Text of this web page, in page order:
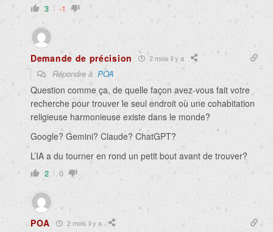
3 -1
Demande de précision 2 mois il y a
Répondre à POA
Question comme ça, de quelle façon avez-vous fait votre
recherche pour trouver le seul endroit où une cohabitation
religieuse harmonieuse existe dans le monde?
Google? Gemini? Claude? ChatGPT?
L’IA a du tourner en rond un petit bout avant de trouver?
2 0
POA 2 mois il y a